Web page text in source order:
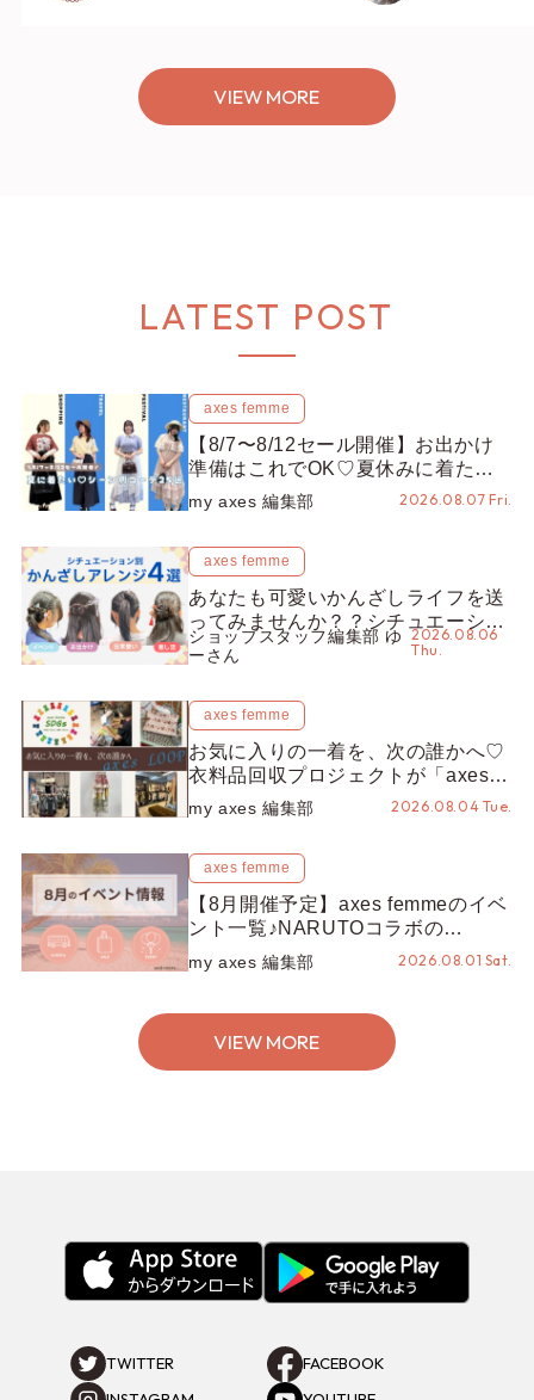
VIEW MORE
LATEST POST
axes femme
【8/7〜8/12セール開催】お出かけ
準備はこれでOK♡夏休みに着たい
コーデ25選をシーン別に徹底解説！
my axes 編集部 2026.08.07 Fri.
axes femme
あなたも可愛いかんざしライフを送
ってみませんか？？シチュエーショ
ン別“かんざし”のオススメ【ショッ
プスタッフ編集部】
ショップスタッフ編集部 ゆ
ーさん
2026.08.06
Thu.
axes femme
お気に入りの一着を、次の誰かへ♡
衣料品回収プロジェクトが「axes
LOOP」にアップデート！活用する
とポイントが手に入る◎
my axes 編集部 2026.08.04 Tue.
axes femme
【8月開催予定】axes femmeのイベ
ント一覧♪NARUTOコラボの
REZEN POPUPから、プチYour
Stage.、ティーパーティまで！8月
my axes 編集部 2026.08.01 Sat.
VIEW MORE
TWITTER
FACEBOOK